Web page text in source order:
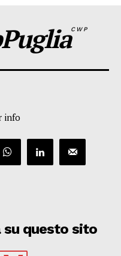
CWP
info
su questo sito